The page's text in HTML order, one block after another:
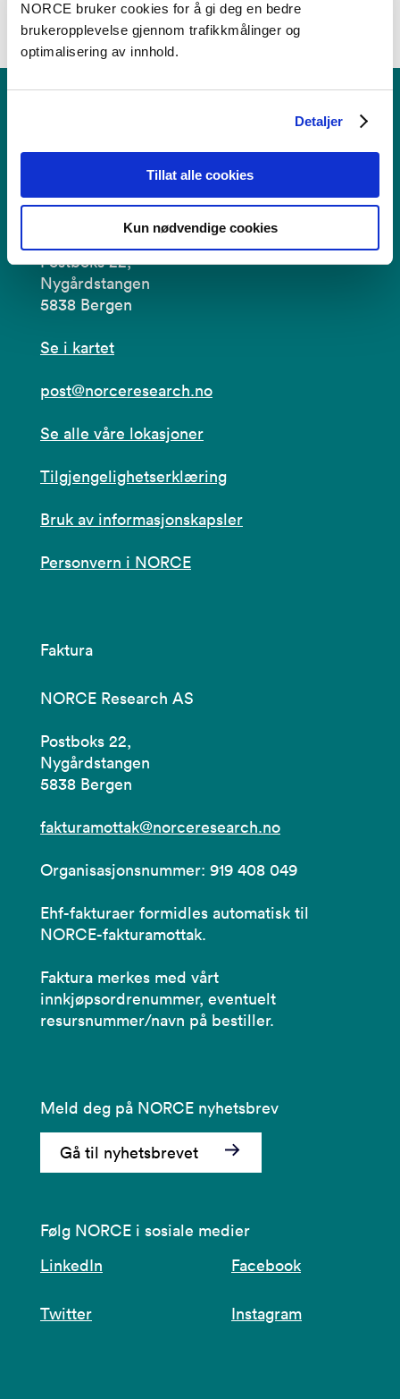
NORCE bruker cookies for å gi deg en bedre
brukeropplevelse gjennom trafikkmålinger og
optimalisering av innhold.
Detaljer
Tillat alle cookies
Kun nødvendige cookies
Kontakt
Postboks 22,
Nygårdstangen
5838 Bergen
Se i kartet
post@norceresearch.no
Se alle våre lokasjoner
Tilgjengelighetserklæring
Bruk av informasjonskapsler
Personvern i NORCE
Faktura
NORCE Research AS
Postboks 22,
Nygårdstangen
5838 Bergen
fakturamottak@norceresearch.no
Organisasjonsnummer: 919 408 049
Ehf-fakturaer formidles automatisk til
NORCE-fakturamottak.
Faktura merkes med vårt
innkjøpsordrenummer, eventuelt
resursnummer/navn på bestiller.
Meld deg på NORCE nyhetsbrev
Gå til nyhetsbrevet
Følg NORCE i sosiale medier
LinkedIn
Facebook
Twitter Instagram